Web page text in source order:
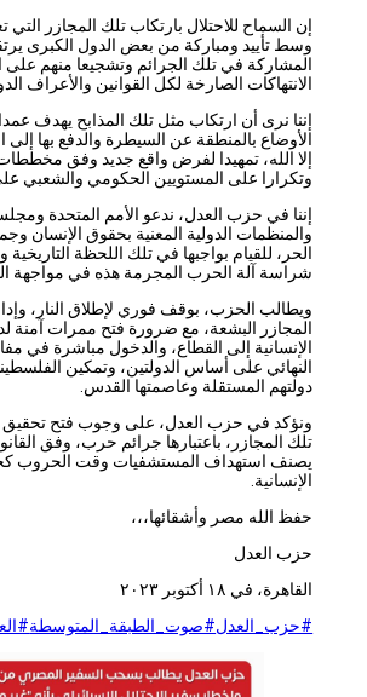
إن السماح للاحتلال بارتكاب تلك المجازر التي تعد
وسط تأييد ومباركة من بعض الدول الكبرى يرتقي
المشاركة في تلك الجرائم وتشجيعا منهم على
الانتهاكات الصارخة لكل القوانين والأعراف الدولية.
إننا نرى أن ارتكاب مثل تلك المذابح يهدف عمدا إلى
الأوضاع بالمنطقة عن السيطرة والدفع بها إلى انفجار
إلا الله، تمهيدا لفرض واقع جديد وفق مخططات تم
وتكرارا على المستويين الحكومي والشعبي على حد
إننا في حزب العدل، ندعو الأمم المتحدة ومجلس
والمنظمات الدولية المعنية بحقوق الإنسان وجميع
الحر، للقيام بواجبها في تلك اللحظة التاريخية
شراسة آلة الحرب المجرمة هذه في مواجهة المدنيين
ويطالب الحزب، بوقف فوري لإطلاق النار، وإدانة
المجازر البشعة، مع ضرورة فتح ممرات آمنة لدخول
الإنسانية إلى القطاع، والدخول مباشرة في
النهائي على أساس الدولتين، وتمكين الفلسطينيين
دولتهم المستقلة وعاصمتها القدس.
ونؤكد في حزب العدل، على وجوب فتح تحقيق دولي
تلك المجازر، باعتبارها جرائم حرب، وفق القانون
يصنف استهداف المستشفيات وقت الحروب كجرائم
الإنسانية.
حفظ الله مصر وأشقائها،،،
حزب العدل
القاهرة، في ١٨ أكتوبر ٢٠٢٣
#حزب_العدل #صوت_الطبقة_المتوسطة